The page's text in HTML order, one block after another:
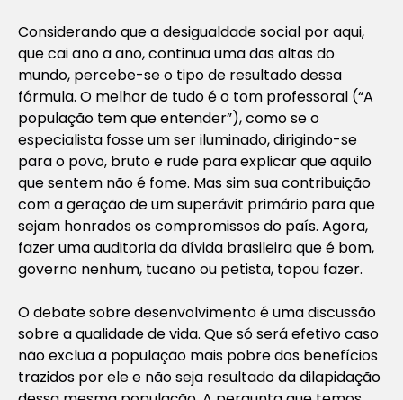
Considerando que a desigualdade social por aqui,
que cai ano a ano, continua uma das altas do
mundo, percebe-se o tipo de resultado dessa
fórmula. O melhor de tudo é o tom professoral (“A
população tem que entender”), como se o
especialista fosse um ser iluminado, dirigindo-se
para o povo, bruto e rude para explicar que aquilo
que sentem não é fome. Mas sim sua contribuição
com a geração de um superávit primário para que
sejam honrados os compromissos do país. Agora,
fazer uma auditoria da dívida brasileira que é bom,
governo nenhum, tucano ou petista, topou fazer.
O debate sobre desenvolvimento é uma discussão
sobre a qualidade de vida. Que só será efetivo caso
não exclua a população mais pobre dos benefícios
trazidos por ele e não seja resultado da dilapidação